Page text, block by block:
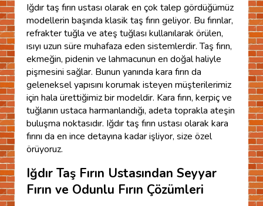
Iğdır taş fırın ustası olarak en çok talep gördüğümüz
modellerin başında klasik taş fırın geliyor. Bu fırınlar,
refrakter tuğla ve ateş tuğlası kullanılarak örülen,
ısıyı uzun süre muhafaza eden sistemlerdir. Taş fırın,
ekmeğin, pidenin ve lahmacunun en doğal haliyle
pişmesini sağlar. Bunun yanında kara fırın da
geleneksel yapısını korumak isteyen müşterilerimiz
için hala ürettiğimiz bir modeldir. Kara fırın, kerpiç ve
tuğlanın ustaca harmanlandığı, adeta toprakla ateşin
buluşma noktasıdır. Iğdır taş fırın ustası olarak kara
fırını da en ince detayına kadar işliyor, size özel
örüyoruz.
Iğdır Taş Fırın Ustasından Seyyar
Fırın ve Odunlu Fırın Çözümleri